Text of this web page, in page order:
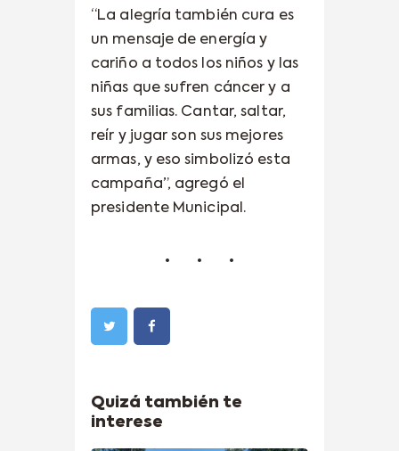
“La alegría también cura es
un mensaje de energía y
cariño a todos los niños y las
niñas que sufren cáncer y a
sus familias. Cantar, saltar,
reír y jugar son sus mejores
armas, y eso simbolizó esta
campaña”, agregó el
presidente Municipal.
Quizá también te
interese